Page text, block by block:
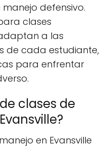
defensivo.
clases
a las
de cada estudiante,
para enfrentar
clases de
en Evansville